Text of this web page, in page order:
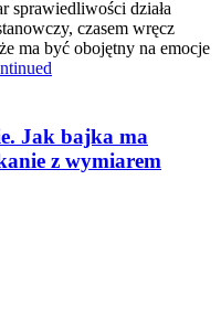
sprawiedliwości działa
czasem wręcz
ma być obojętny na emocje
Jak bajka ma
z wymiarem